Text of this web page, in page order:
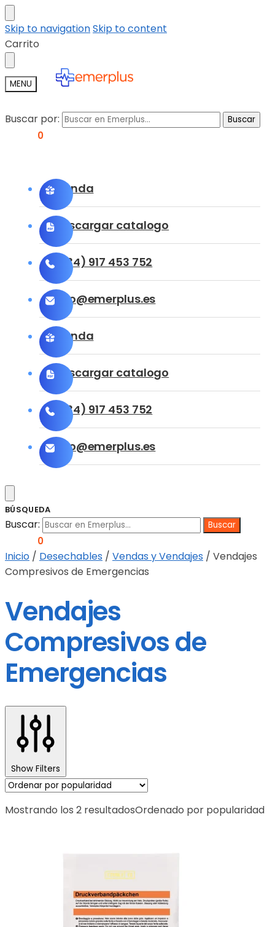
Skip to navigationSkip to content
Carrito
MENU
Buscar por: Buscar
0
Tienda
Descargar catalogo
(+34) 917 453 752
info@emerplus.es
Tienda
Descargar catalogo
(+34) 917 453 752
info@emerplus.es
BÚSQUEDA
Buscar:
0
Inicio / Desechables / Vendas y Vendajes / Vendajes
Compresivos de Emergencias
Vendajes
Compresivos de
Emergencias
Show Filters
Mostrando los 2 resultadosOrdenado por popularidad